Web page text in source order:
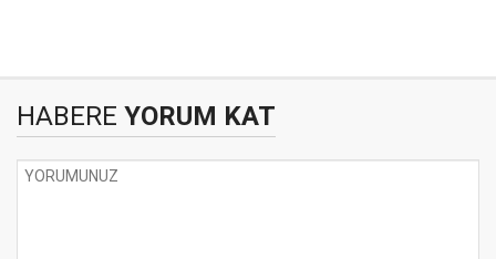
HABERE YORUM KAT